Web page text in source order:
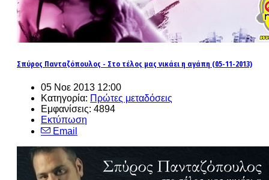
Σπύρος Πανταζόπουλος - Στο τέλος μας νικάει η αγάπη (05-11-2013)
05 Νοε 2013 12:00
Κατηγορία: Πρώτες μεταδόσεις
Εμφανίσεις: 4894
Εκτύπωση
Email